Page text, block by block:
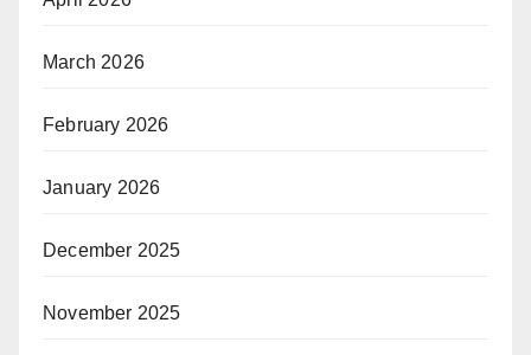
March 2026
February 2026
January 2026
December 2025
November 2025